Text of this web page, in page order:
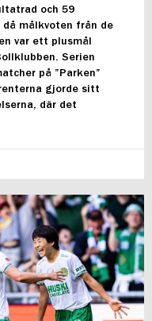
och 59
då målkvoten från de
var ett plusmål
Serien
på ”Parken”
gjorde sitt
där det